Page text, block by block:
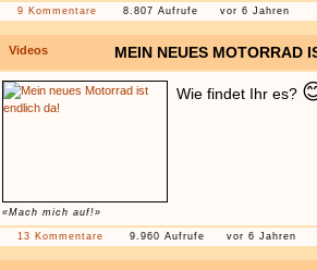
9 Kommentare 8.807 Aufrufe vor 6 Jahren
Videos MEIN NEUES MOTORRAD
«Mach mich auf!»
Wie findet Ihr es?
13 Kommentare 9.960 Aufrufe vor 6 Jahren